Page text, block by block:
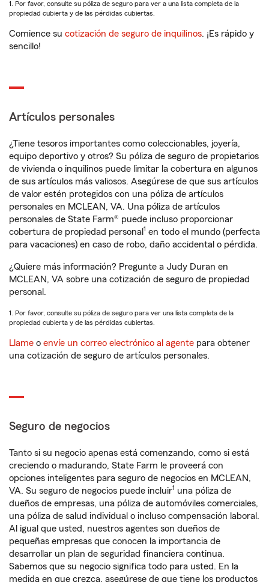
1. Por favor, consulte su póliza de seguro para ver a una lista completa de la
propiedad cubierta y de las pérdidas cubiertas.
Comience su cotización de seguro de inquilinos. ¡Es rápido y
sencillo!
Artículos personales
¿Tiene tesoros importantes como coleccionables, joyería,
equipo deportivo y otros? Su póliza de seguro de propietarios
de vivienda o inquilinos puede limitar la cobertura en algunos
de sus artículos más valiosos. Asegúrese de que sus artículos
de valor estén protegidos con una póliza de artículos
personales en MCLEAN, VA. Una póliza de artículos
personales de State Farm® puede incluso proporcionar
cobertura de propiedad personal 1 en todo el mundo (perfecta
para vacaciones) en caso de robo, daño accidental o pérdida.
¿Quiere más información? Pregunte a Judy Duran en
MCLEAN, VA sobre una cotización de seguro de propiedad
personal.
1. Por favor, consulte su póliza de seguro para ver una lista completa de la
propiedad cubierta y de las pérdidas cubiertas.
Llame o envíe un correo electrónico al agente para obtener
una cotización de seguro de artículos personales.
Seguro de negocios
Tanto si su negocio apenas está comenzando, como si está
creciendo o madurando, State Farm le proveerá con
opciones inteligentes para seguro de negocios en MCLEAN,
VA. Su seguro de negocios puede incluir1 una póliza de
dueños de empresas, una póliza de automóviles comerciales,
una póliza de salud individual o incluso compensación laboral.
Al igual que usted, nuestros agentes son dueños de
pequeñas empresas que conocen la importancia de
desarrollar un plan de seguridad financiera continua.
Sabemos que su negocio significa todo para usted. En la
medida en que crezca, asegúrese de que tiene los productos